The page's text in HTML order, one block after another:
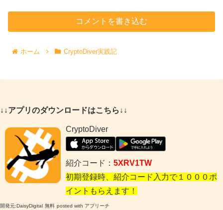
コメントを書き込む
ホーム CryptoDiver実践記
↓↓アプリのダウンロードはこちら↓↓
CryptoDiver
紹介コード： 5XRV1TW
初期登録時、紹介コード入力で１０００ポ
イントもらえます！
開発元:DaisyDigital 無料 posted with アプリーチ